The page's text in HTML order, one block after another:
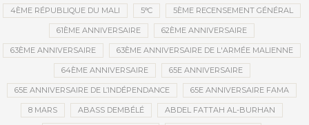
4ÈME RÉPUBLIQUE DU MALI 5°C 5ÈME RECENSEMENT GÉNÉRAL
61ÈME ANNIVERSAIRE 62ÈME ANNIVERSAIRE
63ÈME ANNIVERSAIRE 63ÈME ANNIVERSAIRE DE L'ARMÉE MALIENNE
64ÈME ANNIVERSAIRE 65E ANNIVERSAIRE
65E ANNIVERSAIRE DE L’INDÉPENDANCE 65E ANNIVERSAIRE FAMA
8 MARS ABASS DEMBÉLÉ ABDEL FATTAH AL-BURHAN